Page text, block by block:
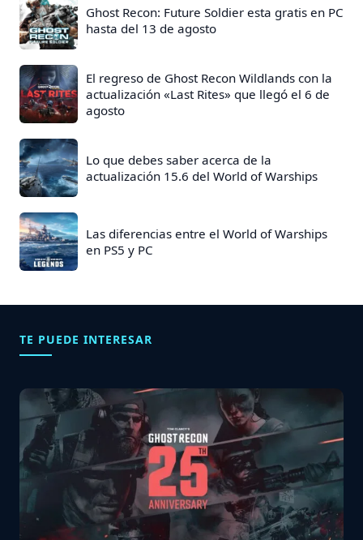
a
d
a
s
:
Ghost Recon: Future Soldier esta gratis en PC
hasta del 13 de agosto
El regreso de Ghost Recon Wildlands con la
actualización «Last Rites» que llegó el 6 de
agosto
Lo que debes saber acerca de la
actualización 15.6 del World of Warships
Las diferencias entre el World of Warships
en PS5 y PC
TE PUEDE INTERESAR